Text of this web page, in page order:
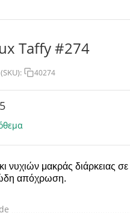
Taffy #274
40274
νυχιών μακράς διάρκειας σε
απόχρωση.